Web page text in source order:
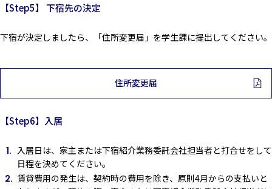
【Step5】 下宿先の決定
下宿が決定しましたら、「住所変更届」を学生課に提出してください。
住所変更届
【Step6】入居
入居日は、家主または下宿紹介業務委託会社担当者と打合せをして
日程を決めてください。
賃貸費用の発生は、契約時の費用を除き、原則4月からの支払いと